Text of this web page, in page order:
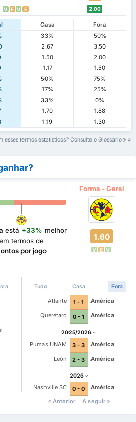
V E V E 2.00
Casa
Fora
33%
50%
2.67
3.50
1.50
2.00
1.17
1.50
50%
75%
17%
25%
33%
0%
1.70
1.88
1.19 1.30
esses termos estatísticos? Consulte o Glossário
Forma - Geral
está +33% melhor
termos de
por jogo
1.60
V E V
Tudo Casa Fora
Atlante 1 - 1
América
Querétaro
0 - 1 América
2025/2026
Pumas UNAM 3 - 3
América
León
2 - 3 América
2026
Nashville SC 0 - 0
América
Anterior
A seguir